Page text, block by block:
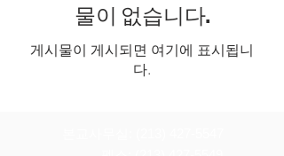
물이 없습니다.
게시물이 게시되면 여기에 표시됩니
다.